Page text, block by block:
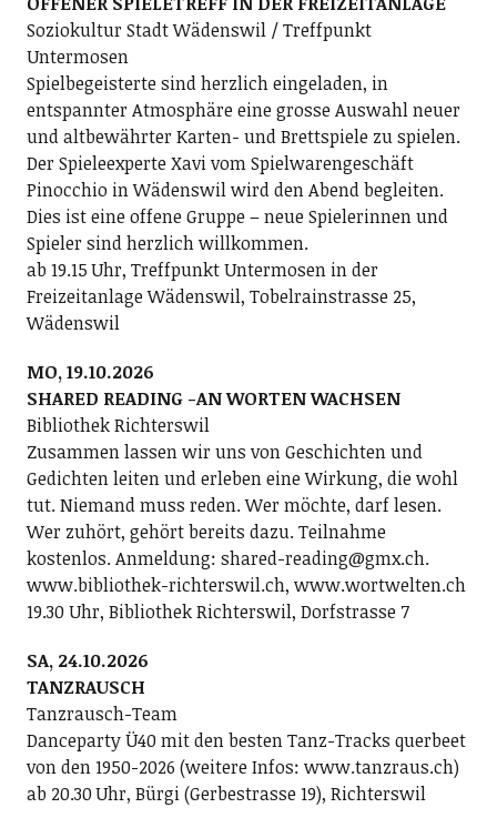
Soziokultur Stadt Wädenswil / Treffpunkt
Untermosen
Spielbegeisterte sind herzlich eingeladen, in
entspannter Atmosphäre eine grosse Auswahl neuer
und altbewährter Karten- und Brettspiele zu spielen.
Der Spieleexperte Xavi vom Spielwarengeschäft
Pinocchio in Wädenswil wird den Abend begleiten.
Dies ist eine offene Gruppe – neue Spielerinnen und
Spieler sind herzlich willkommen.
ab 19.15 Uhr, Treffpunkt Untermosen in der
Freizeitanlage Wädenswil, Tobelrainstrasse 25,
Wädenswil
MO, 19.10.2026
SHARED READING -AN WORTEN WACHSEN
Bibliothek Richterswil
Zusammen lassen wir uns von Geschichten und
Gedichten leiten und erleben eine Wirkung, die wohl
tut. Niemand muss reden. Wer möchte, darf lesen.
Wer zuhört, gehört bereits dazu. Teilnahme
kostenlos. Anmeldung: shared-reading@gmx.ch.
www.bibliothek-richterswil.ch, www.wortwelten.ch
19.30 Uhr, Bibliothek Richterswil, Dorfstrasse 7
SA, 24.10.2026
TANZRAUSCH
Tanzrausch-Team
Danceparty Ü40 mit den besten Tanz-Tracks querbeet
von den 1950-2026 (weitere Infos: www.tanzraus.ch)
ab 20.30 Uhr, Bürgi (Gerbestrasse 19), Richterswil